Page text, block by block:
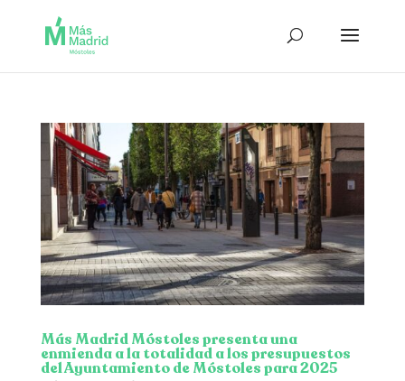
Más Madrid Móstoles presenta una
enmienda a la totalidad a los presupuestos
del Ayuntamiento de Móstoles para 2025